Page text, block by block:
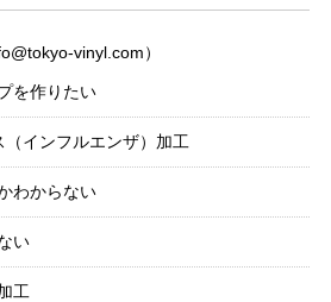
vinyl.com）
を作りたい
（インフルエンザ）加工
わからない
い
工